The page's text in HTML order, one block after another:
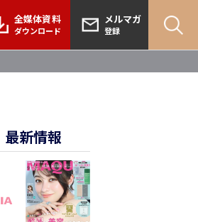
全媒体資料
ダウンロード
メルマガ
登録
最新情報